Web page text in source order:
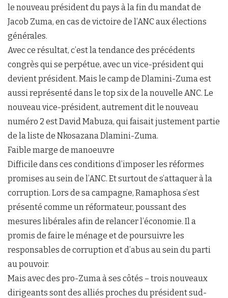
le nouveau président du pays à la fin du mandat de
Jacob Zuma, en cas de victoire de l’ANC aux élections
générales.
Avec ce résultat, c’est la tendance des précédents
congrès qui se perpétue, avec un vice-président qui
devient président. Mais le camp de Dlamini-Zuma est
aussi représenté dans le top six de la nouvelle ANC. Le
nouveau vice-président, autrement dit le nouveau
numéro 2 est David Mabuza, qui faisait justement partie
de la liste de Nkosazana Dlamini-Zuma.
Faible marge de manoeuvre
Difficile dans ces conditions d’imposer les réformes
promises au sein de l’ANC. Et surtout de s’attaquer à la
corruption. Lors de sa campagne, Ramaphosa s’est
présenté comme un réformateur, poussant des
mesures libérales afin de relancer l’économie. Il a
promis de faire le ménage et de poursuivre les
responsables de corruption et d’abus au sein du parti
au pouvoir.
Mais avec des pro-Zuma à ses côtés – trois nouveaux
dirigeants sont des alliés proches du président sud-